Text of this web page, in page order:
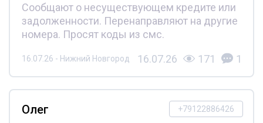
Сообщают о несуществующем кредите или
задолженности. Перенаправляют на другие
номера. Просят коды из смс.
16.07.26 - Нижний Новгород 16.07.26 171 1
+79122886426
Олег